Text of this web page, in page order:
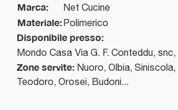
Marca: Net Cucine
Materiale:Polimerico
Disponibile presso:
Mondo Casa Via G. F. Conteddu, snc,
Zone servite: Nuoro, Olbia,
Teodoro, Orosei, Budoni...